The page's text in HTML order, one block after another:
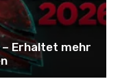
– Erhaltet mehr